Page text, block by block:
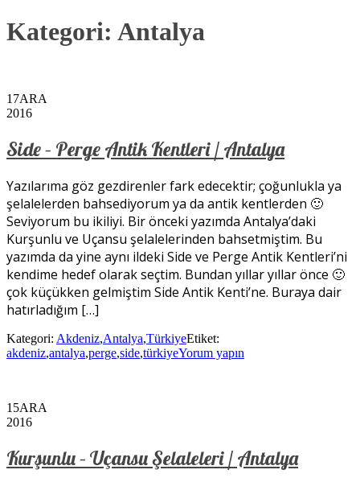
Kategori: Antalya
17ARA
2016
Side – Perge Antik Kentleri / Antalya
Yazılarıma göz gezdirenler fark edecektir; çoğunlukla ya
şelalelerden bahsediyorum ya da antik kentlerden 🙂
Seviyorum bu ikiliyi. Bir önceki yazımda Antalya’daki
Kurşunlu ve Uçansu şelalelerinden bahsetmiştim. Bu
yazımda da yine aynı ildeki Side ve Perge Antik Kentleri’ni
kendime hedef olarak seçtim. Bundan yıllar yıllar önce 🙂
çok küçükken gelmiştim Side Antik Kenti’ne. Buraya dair
hatırladığım […]
Kategori: Akdeniz,Antalya,TürkiyeEtiket:
akdeniz,antalya,perge,side,türkiyeYorum yapın
15ARA
2016
Kurşunlu – Uçansu Şelaleleri / Antalya